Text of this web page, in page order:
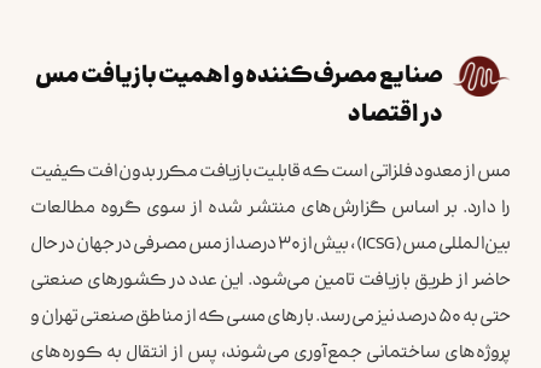
صنایع مصرف‌کننده و اهمیت بازیافت مس
در اقتصاد
مس از معدود فلزاتی است که قابلیت بازیافت مکرر بدون افت کیفیت
را دارد. بر اساس گزارش‌های منتشر شده از سوی گروه مطالعات
بین‌المللی مس (ICSG)، بیش از ۳۰ درصد از مس مصرفی در جهان در حال
حاضر از طریق بازیافت تامین می‌شود. این عدد در کشورهای صنعتی
حتی به ۵۰ درصد نیز می‌رسد. بارهای مسی که از مناطق صنعتی تهران و
پروژه‌های ساختمانی جمع‌آوری می‌شوند، پس از انتقال به کوره‌های